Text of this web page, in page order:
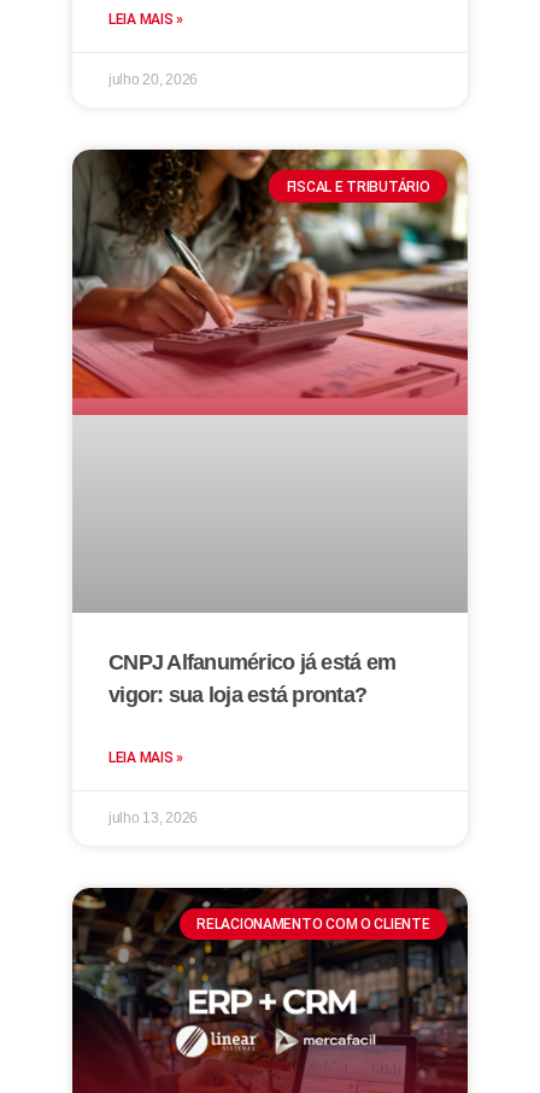
LEIA MAIS »
julho 20, 2026
FISCAL E TRIBUTÁRIO
CNPJ Alfanumérico já está em
vigor: sua loja está pronta?
LEIA MAIS »
julho 13, 2026
RELACIONAMENTO COM O CLIENTE